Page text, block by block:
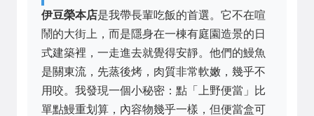
伊豆榮本店是我帶長輩吃飯的首選。它不在喧
鬧的大街上，而是隱身在一棟有庭園造景的日
式建築裡，一走進去就覺得安靜。他們的鰻魚
是關東流，先蒸後烤，肉質非常軟嫩，幾乎不
用咬。我發現一個小秘密：點「上野便當」比
單點鰻重划算，內容物幾乎一樣，但便當盒可